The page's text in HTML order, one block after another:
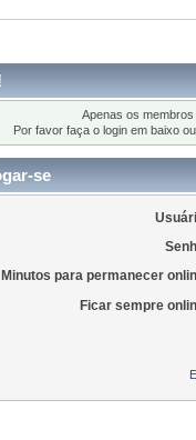
Apenas os
Por favor faça o login em baixo
se
Minutos para permanecer
Ficar sempre